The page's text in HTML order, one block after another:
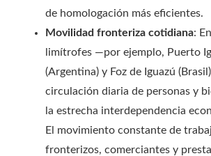
de homologación más eficientes.
Movilidad fronteriza cotidiana:
limítrofes —por ejemplo, Puerto
(Argentina) y Foz de Iguazú
circulación diaria de personas y
la estrecha interdependencia
El movimiento constante de
fronterizos, comerciantes y